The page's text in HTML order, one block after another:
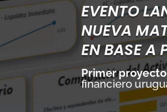
EVENTO
NUEVA
EN BASE A
Primer
financiero